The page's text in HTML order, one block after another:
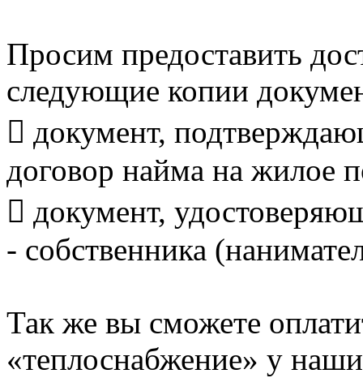
Просим предоставить
следующие копии
 документ,
договор найма на жилое
 документ,
- собственника
Так же вы сможете
«теплоснабжение» у